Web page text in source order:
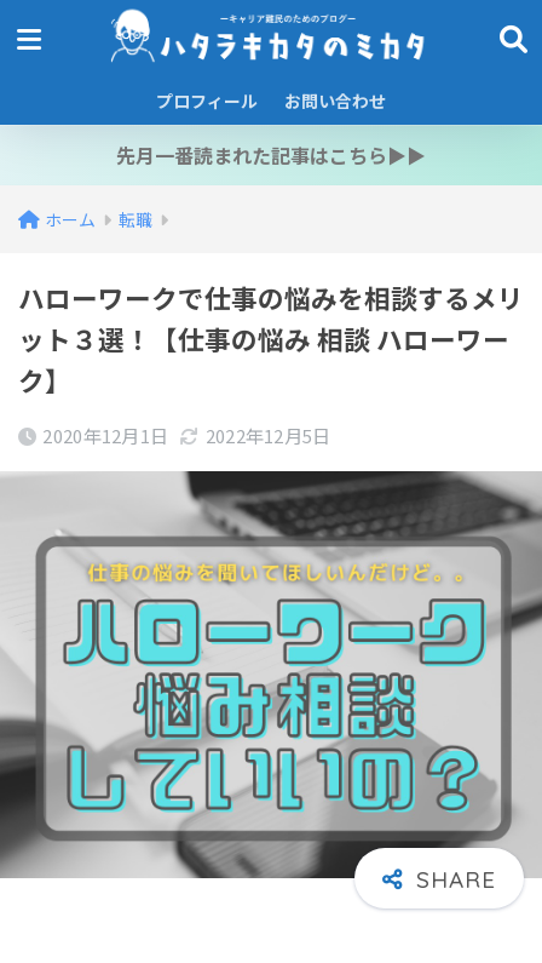
プロフィール お問い合わせ
先月一番読まれた記事はこちら▶︎▶︎
ホーム 転職
ハローワークで仕事の悩みを相談するメリ
ット３選！【仕事の悩み 相談 ハローワー
ク】
2020年12月1日 2022年12月5日